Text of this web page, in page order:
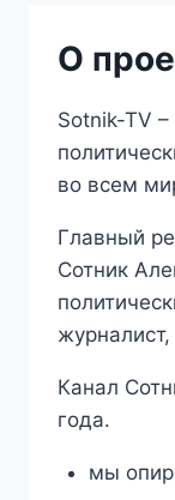
О
Sotnik-TV
во всем
Главный
Сотник
журналист,
Канал
года.
мы